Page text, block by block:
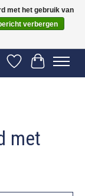
2-5 werkdagen
Verlanglijst
met
met het gebruik van
verbergen